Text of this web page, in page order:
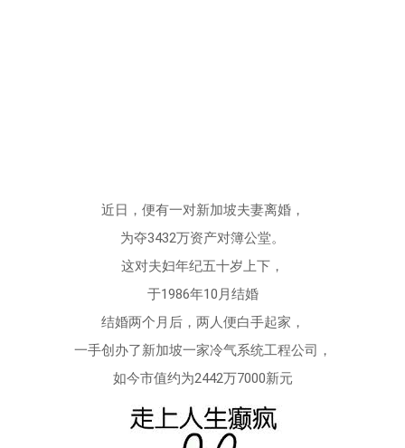
近日，便有一对新加坡夫妻离婚，
为夺3432万资产对簿公堂。
这对夫妇年纪五十岁上下，
于1986年10月结婚
结婚两个月后，两人便白手起家，
一手创办了新加坡一家冷气系统工程公司，
如今市值约为2442万7000新元